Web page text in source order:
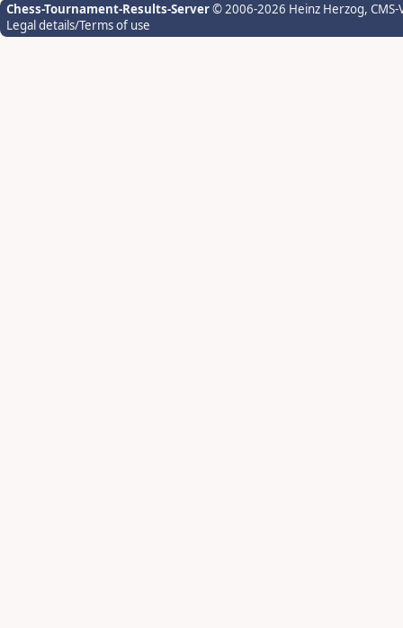
Chess-Tournament-Results-Server© 2006-2026 Heinz Herzog,
Legal details/Terms of use